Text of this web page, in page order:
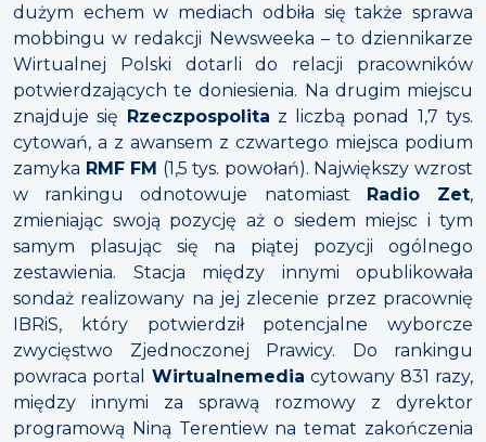
dużym echem w mediach odbiła się także sprawa
mobbingu w redakcji Newsweeka – to dziennikarze
Wirtualnej Polski dotarli do relacji pracowników
potwierdzających te doniesienia. Na drugim miejscu
znajduje się Rzeczpospolita z liczbą ponad 1,7 tys.
cytowań, a z awansem z czwartego miejsca podium
zamyka RMF FM (1,5 tys. powołań). Największy wzrost
w rankingu odnotowuje natomiast Radio Zet,
zmieniając swoją pozycję aż o siedem miejsc i tym
samym plasując się na piątej pozycji ogólnego
zestawienia. Stacja między innymi opublikowała
sondaż realizowany na jej zlecenie przez pracownię
IBRiS, który potwierdził potencjalne wyborcze
zwycięstwo Zjednoczonej Prawicy. Do rankingu
powraca portal
Wirtualnemedia cytowany 831 razy,
między innymi za sprawą rozmowy z dyrektor
programową Niną Terentiew na temat zakończenia